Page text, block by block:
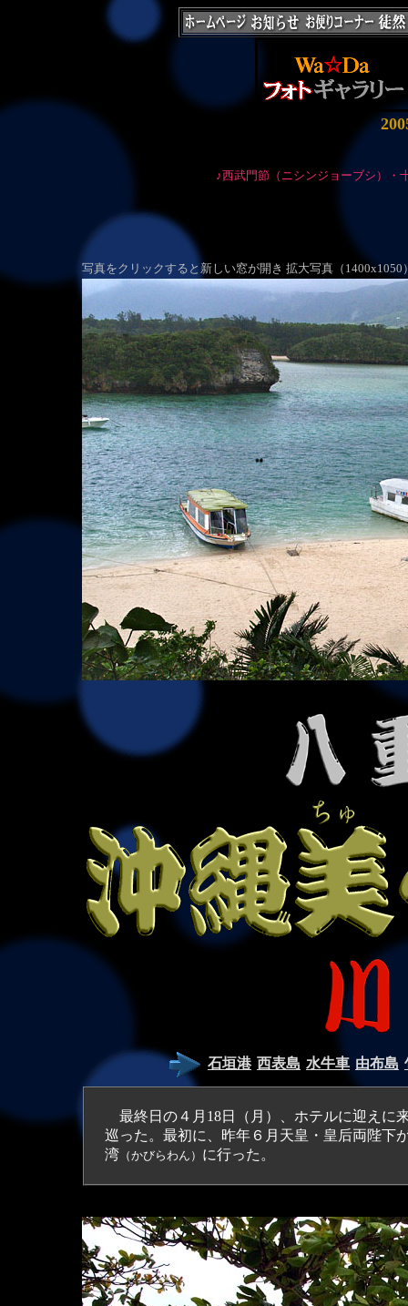
♪西武門節（ニシンジョーブシ）
写真をクリックすると新しい窓が開
石垣港 西表島 水牛車 由布島
最終日の４月18日（月）、ホテルに迎えに
巡った。最初に、昨年６月天皇・皇后両陛下
湾（かびらわん） に行った。